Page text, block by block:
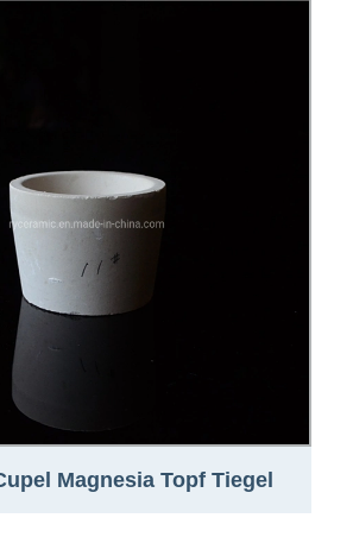
Magnesia Topf Tiegel